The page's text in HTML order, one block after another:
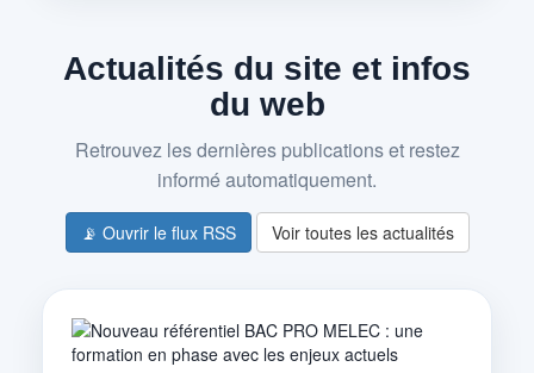
Actualités du site et infos
du web
Retrouvez les dernières publications et restez
informé automatiquement.
📡 Ouvrir le flux RSS Voir toutes les actualités